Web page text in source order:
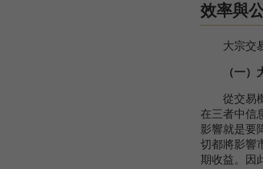
效率與
大宗交易
（一）
從交易機
在三者中信
影響就是要
切都將影響
期收益。因